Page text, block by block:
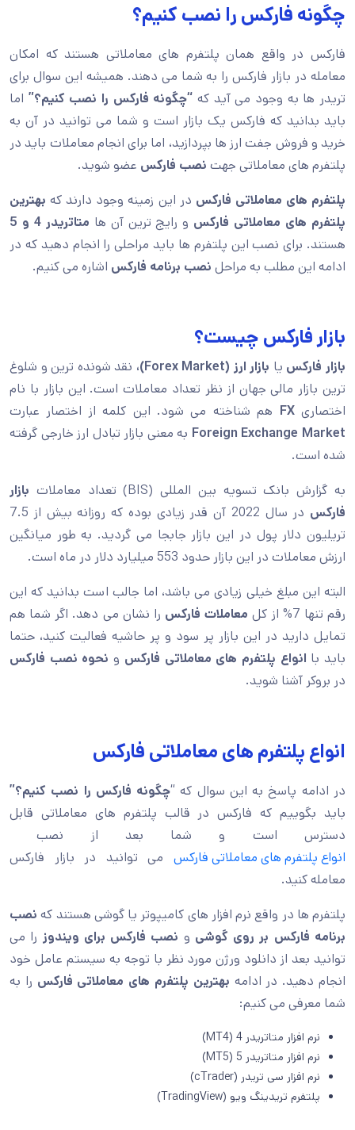
چگونه فارکس را نصب کنیم؟
فارکس در واقع همان پلتفرم های معاملاتی هستند که امکان
معامله در بازار فارکس را به شما می دهند. همیشه این سوال برای
تریدر ها به وجود می آید که “چگونه فارکس را نصب کنیم؟” اما
باید بدانید که فارکس یک بازار است و شما می توانید در آن به
خرید و فروش جفت ارز ها بپردازید، اما برای انجام معاملات باید در
پلتفرم های معاملاتی جهت نصب فارکس عضو شوید.
پلتفرم های معاملاتی فارکس در این زمینه وجود دارند کهبهترین
پلتفرم های معاملاتی فارکس و رایج ترین آن ها متاتریدر 4 و
5
هستند. برای نصب این پلتفرم ها باید مراحلی را انجام دهید که در
ادامه این مطلب به مراحل نصب برنامه فارکس اشاره می کنیم.
بازار فارکس چیست؟
بازار فارکس یا بازار ارز (Forex Market)،
نقد شونده ترین و شلوغ
ترین بازار مالی جهان از نظر تعداد معاملات است. این بازار با نام
اختصاریFX هم شناخته می شود. این کلمه از اختصار عبارت
Foreign Exchange Market به معنی بازار تبادل ارز خارجی گرفته
شده است.
به گزارش بانک تسویه بین المللی (BIS) تعداد معاملات
بازار
فارکس
در سال 2022 آن قدر زیادی بوده که روزانه بیش از 7.5
تریلیون دلار پول در این بازار جابجا می گردید. به طور میانگین
ارزش معاملات در این بازار حدود 553 میلیارد دلار در ماه است.
البته این مبلغ خیلی زیادی می باشد، اما جالب است بدانید که این
رقم تنها 7% از کل
معاملات فارکس را نشان می دهد. اگر شما هم
تمایل دارید در این بازار پر سود و پر حاشیه فعالیت کنید، حتما
باید با انواع پلتفرم های معاملاتی فارکس و نحوه نصب فارکس
در بروکر آشنا شوید.
انواع پلتفرم های معاملاتی فارکس
در ادامه پاسخ به این سوال که “چگونه فارکس را نصب کنیم؟”
باید بگوییم که فارکس در قالب پلتفرم های معاملاتی قابل
دسترس است و شما بعد از نصب
انواع پلتفرم های معاملاتی فارکس می توانید در بازار فارکس
معامله کنید.
پلتفرم ها در واقع نرم افزار های کامیپوتر یا گوشی هستند که نصب
برنامه فارکس بر روی گوشی و نصب فارکس برای ویندوز را می
توانید بعد از دانلود ورژن مورد نظر با توجه به سیستم عامل خود
انجام دهید. در ادامه بهترین پلتفرم های معاملاتی فارکس را به
شما معرفی می کنیم:
نرم افزار متاتریدر 4 (MT4)
نرم افزار متاتریدر 5 (MT5)
نرم افزار سی تریدر (cTrader)
پلتفرم تریدینگ ویو (TradingView)